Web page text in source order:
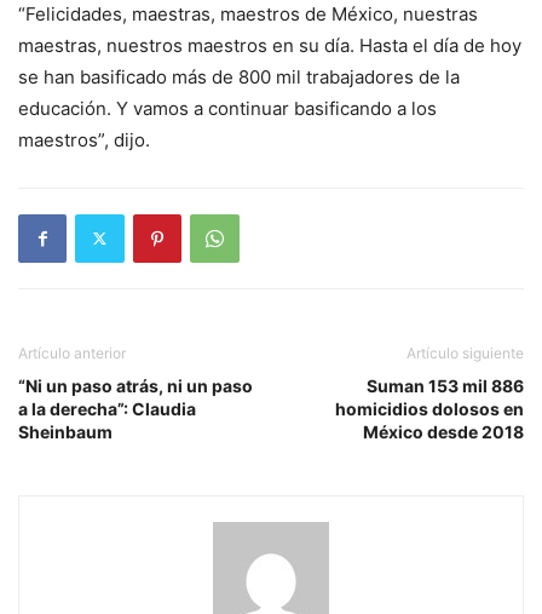
“Felicidades, maestras, maestros de México, nuestras
maestras, nuestros maestros en su día. Hasta el día de hoy
se han basificado más de 800 mil trabajadores de la
educación. Y vamos a continuar basificando a los
maestros”, dijo.
Artículo anterior
“Ni un paso atrás, ni un paso
a la derecha”: Claudia
Sheinbaum
Artículo siguiente
Suman 153 mil 886
homicidios dolosos en
México desde 2018